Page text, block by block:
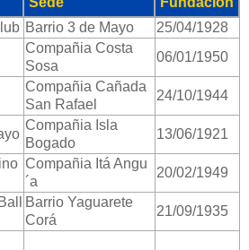
Barrio 3 de Mayo
25/04/1928
Compañia Costa
Sosa
06/01/1950
Compañia Cañada
San Rafael
24/10/1944
Compañia Isla
Bogado
13/06/1921
Compañia Itá Angu
´a
20/02/1949
Barrio Yaguarete
Corá
21/09/1935